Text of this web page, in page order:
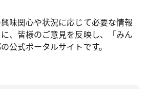
味関心や状況に応じて必要な情報
、皆様のご意見を反映し、「みん
公式ポータルサイトです。